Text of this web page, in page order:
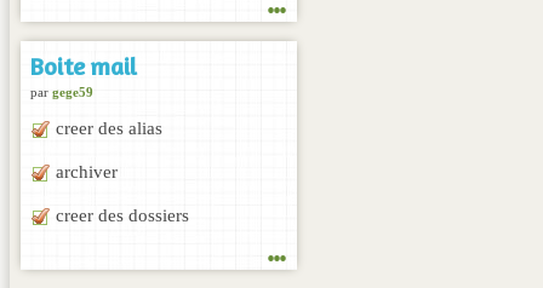
Boite mail
par gege59
creer des alias
archiver
creer des dossiers
...